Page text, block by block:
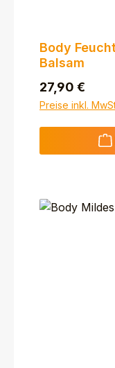
Body
Balsam
Regulärer
27,90 €
Preise inkl.